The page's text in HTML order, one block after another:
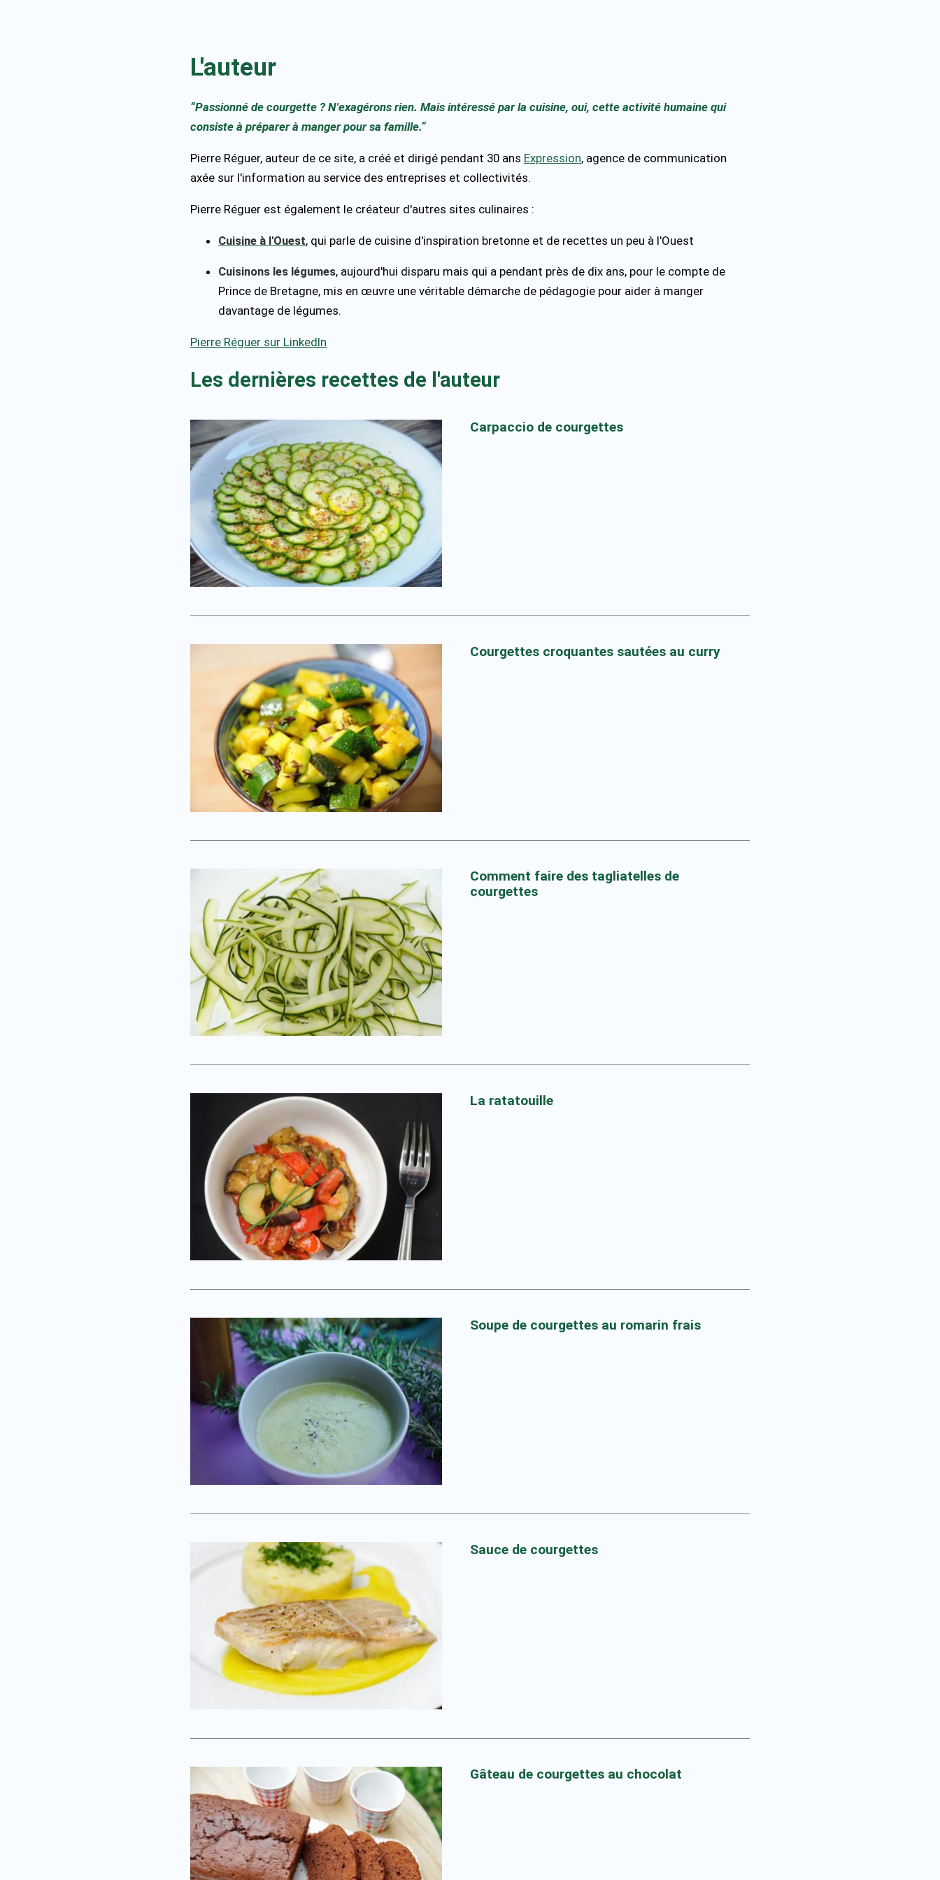
L'auteur
“Passionné de courgette ? N'exagérons rien. Mais intéressé par la cuisine, oui, cette activité humaine qui
consiste à préparer à manger pour sa famille.“
Pierre Réguer, auteur de ce site, a créé et dirigé pendant 30 ans Expression, agence de communication
axée sur l'information au service des entreprises et collectivités.
Pierre Réguer est également le créateur d'autres sites culinaires :
Cuisine à l'Ouest, qui parle de cuisine d'inspiration bretonne et de recettes un peu à l'Ouest
Cuisinons les légumes, aujourd'hui disparu mais qui a pendant près de dix ans, pour le compte de
Prince de Bretagne, mis en œuvre une véritable démarche de pédagogie pour aider à manger
davantage de légumes.
Pierre Réguer sur LinkedIn
Les dernières recettes de l'auteur
Carpaccio de courgettes
Courgettes croquantes sautées au curry
Comment faire des tagliatelles de
courgettes
La ratatouille
Soupe de courgettes au romarin frais
Sauce de courgettes
Gâteau de courgettes au chocolat